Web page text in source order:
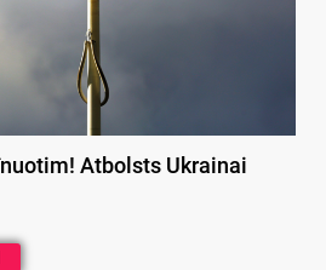
Atbolsts Ukrainai